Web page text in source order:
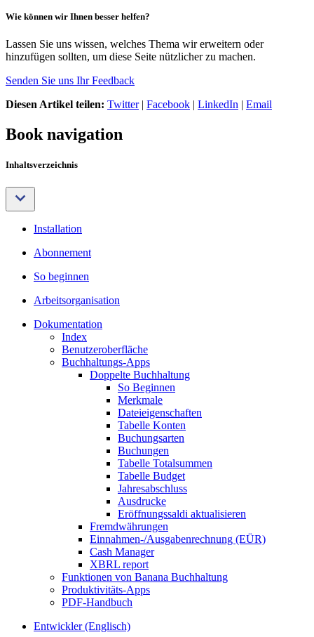
Wie können wir Ihnen besser helfen?
Lassen Sie uns wissen, welches Thema wir erweitern oder
hinzufügen sollten, um diese Seite nützlicher zu machen.
Senden Sie uns Ihr Feedback
Diesen Artikel teilen: Twitter| Facebook | LinkedIn | Email
Book navigation
Inhaltsverzeichnis
Installation
Abonnement
So beginnen
Arbeitsorganisation
Dokumentation
Index
Benutzeroberfläche
Buchhaltungs-Apps
Doppelte Buchhaltung
So Beginnen
Merkmale
Dateieigenschaften
Tabelle Konten
Buchungsarten
Buchungen
Tabelle Totalsummen
Tabelle Budget
Jahresabschluss
Ausdrucke
Eröffnungssaldi aktualisieren
Fremdwährungen
Einnahmen-/Ausgabenrechnung (EÜR)
Cash Manager
XBRL report
Funktionen von Banana Buchhaltung
Produktivitäts-Apps
PDF-Handbuch
Entwickler (Englisch)